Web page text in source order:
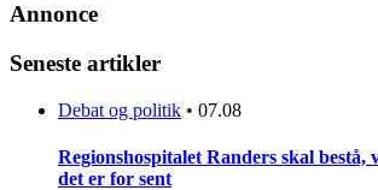
Annonce
Seneste artikler
Debat og politik • 07.08
Regionshospitalet Randers skal bestå,
det er for sent